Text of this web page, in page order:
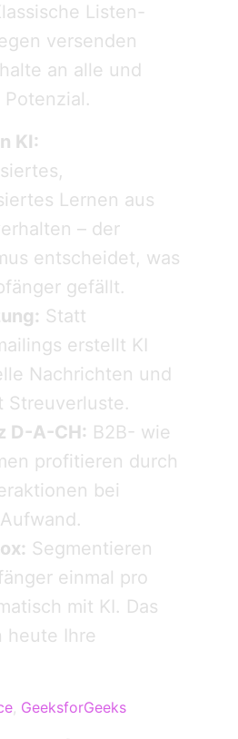
Listen-
versenden
an alle und
KI:
Lernen aus
– der
entscheidet, was
gefällt.
Statt
erstellt KI
Nachrichten und
Streuverluste.
D-A-CH: B2B- wie
profitieren durch
bei
Segmentieren
einmal pro
mit KI. Das
heute Ihre
, GeeksforGeeks